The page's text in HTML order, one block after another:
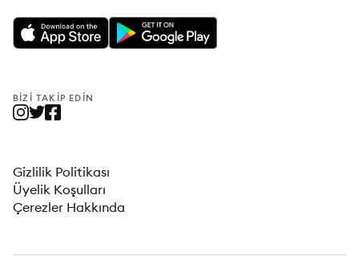
BIZI TAKIP EDIN
Gizlilik Politikası
Üyelik Koşulları
Çerezler Hakkında